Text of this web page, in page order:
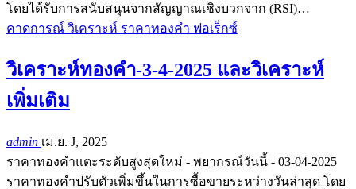
โดยได้รับการสนับสนุนจากสัญญาณเชิงบวกจาก (RSI)…
คาดการณ์ วิเคราะห์ ราคาทองคำ ฟอเร็กซ์
วิเคราะห์ทองคำ-3-4-2025 และวิเคราะห์
เพิ่มเติม
admin เม.ย. J, 2025
ราคาทองคำแตะระดับสูงสุดใหม่ - พยากรณ์วันนี้ - 03-04-2025
ราคาทองคำปรับตัวเพิ่มขึ้นในการซื้อขายระหว่างวันล่าสุด โดย